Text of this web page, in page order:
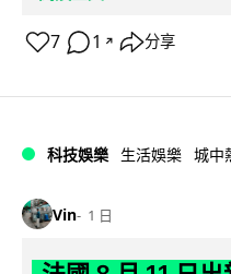
7 1 ↗ 分享
科技娛樂 生活娛樂 城中
Vin 1 日